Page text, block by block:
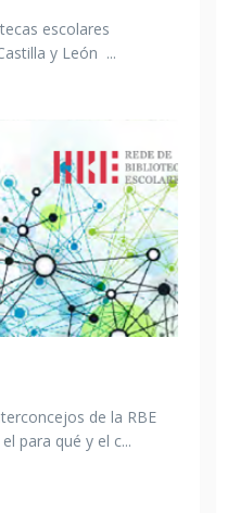
escolares
y León ...
de la RBE
para qué y el c...